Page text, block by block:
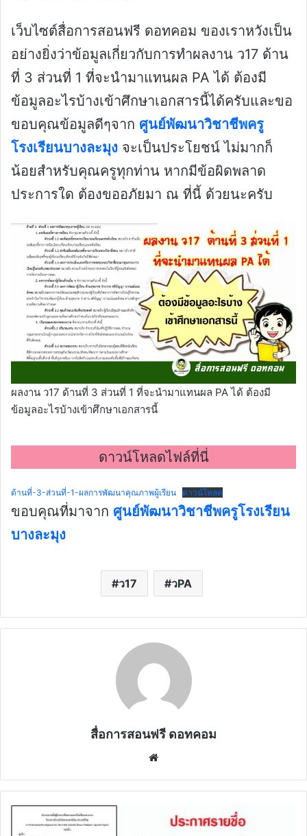
เว็บไซต์สื่อการสอนฟรี ดอทคอม ของเราหวังเป็น
อย่างยิ่งว่าข้อมูลเกี่ยวกับการทำผลงาน ว17 ด้าน
ที่ 3 ส่วนที่ 1 ที่จะนำมาแทนผล PA ได้ ต้องมี
ข้อมูลอะไรบ้างเข้าศึกษาเอกสารนี้ได้ครับและขอ
ขอบคุณข้อมูลดีๆจาก ศูนย์พัฒนาวิชาชีพครู
โรงเรียนบางละมุง จะเป็นประโยชน์ ไม่มากก็
น้อยสำหรับคุณครูทุกท่าน หากมีข้อผิดพลาด
ประการใด ต้องขออภัยมา ณ ที่นี้ ด้วยนะครับ
ผลงาน ว17 ด้านที่ 3 ส่วนที่ 1 ที่จะนำมาแทนผล PA ได้ ต้องมี
ข้อมูลอะไรบ้างเข้าศึกษาเอกสารนี้
ดาวน์โหลดไฟล์ที่นี่
ด้านที่-3-ส่วนที่-1-ผลการพัฒนาคุณภาพผู้เรียน ดาวน์โหลด
ขอบคุณที่มาจาก ศูนย์พัฒนาวิชาชีพครูโรงเรียน
บางละมุง
ว17 วPA
สื่อการสอนฟรี ดอทคอม